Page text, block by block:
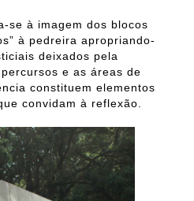
se à imagem dos blocos
à pedreira apropriando-
deixados pela
e as áreas de
constituem elementos
convidam à reflexão.